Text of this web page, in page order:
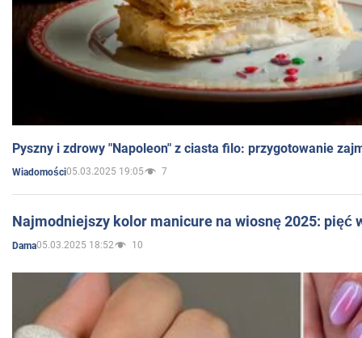
Pyszny i zdrowy "Napoleon" z ciasta filo: przygotowanie
Wiadomości05.03.2025 19:05 7
Najmodniejszy kolor manicure na wiosnę 2025: pięć
Dama05.03.2025 18:52 10